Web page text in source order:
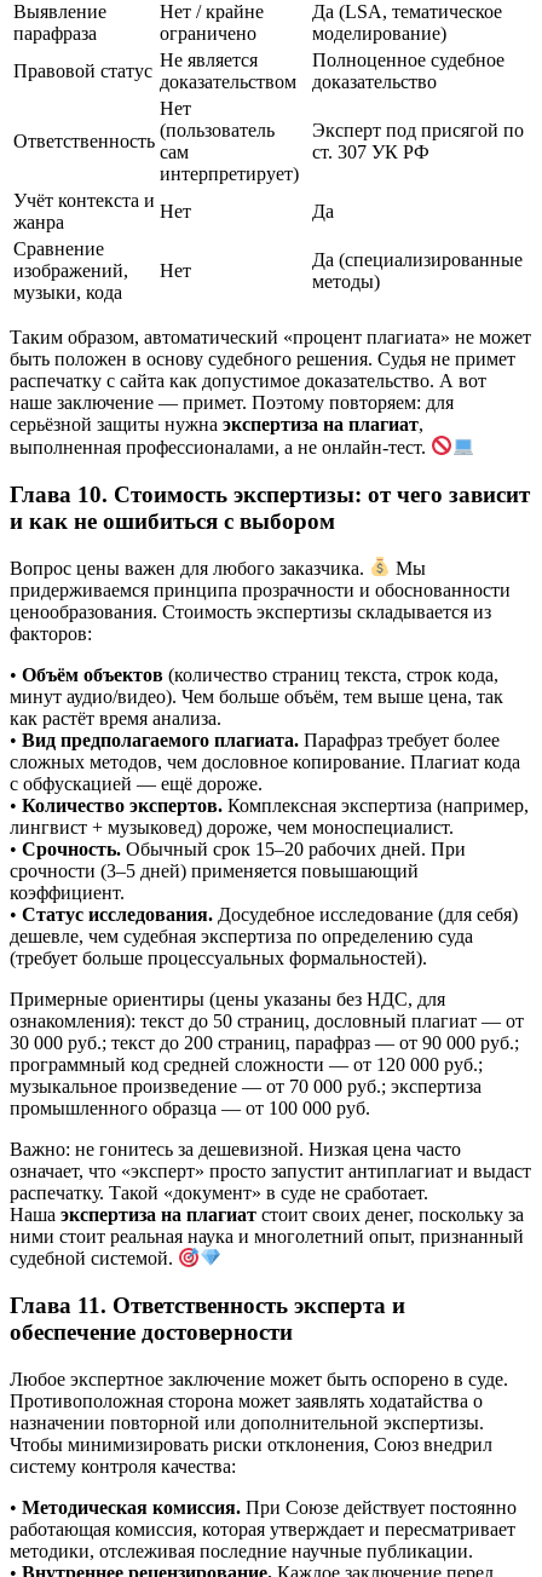
Выявление
парафраза
Нет / крайне
ограничено
Да (LSA, тематическое
моделирование)
Правовой статус
Не является
доказательством
Полноценное судебное
доказательство
Ответственность
Нет
(пользователь
сам
интерпретирует)
Эксперт под присягой по
ст. 307 УК РФ
Учёт контекста и
жанра
Нет
Да
Сравнение
изображений,
музыки, кода
Нет
Да (специализированные
методы)
Таким образом, автоматический «процент плагиата» не может
быть положен в основу судебного решения. Судья не примет
распечатку с сайта как допустимое доказательство. А вот
наше заключение — примет. Поэтому повторяем: для
серьёзной защиты нужна экспертиза на плагиат,
выполненная профессионалами, а не онлайн-тест.
Глава 10. Стоимость экспертизы: от чего зависит
и как не ошибиться с выбором
Вопрос цены важен для любого заказчика.
Мы
придерживаемся принципа прозрачности и обоснованности
ценообразования. Стоимость экспертизы складывается из
факторов:
• Объём объектов (количество страниц текста, строк кода,
минут аудио/видео). Чем больше объём, тем выше цена, так
как растёт время анализа.
• Вид предполагаемого плагиата. Парафраз требует более
сложных методов, чем дословное копирование. Плагиат кода
с обфускацией — ещё дороже.
• Количество экспертов. Комплексная экспертиза (например,
лингвист + музыковед) дороже, чем моноспециалист.
• Срочность. Обычный срок 15–20 рабочих дней. При
срочности (3–5 дней) применяется повышающий
коэффициент.
• Статус исследования. Досудебное исследование (для себя)
дешевле, чем судебная экспертиза по определению суда
(требует больше процессуальных формальностей).
Примерные ориентиры (цены указаны без НДС, для
ознакомления): текст до 50 страниц, дословный плагиат — от
30 000 руб.; текст до 200 страниц, парафраз — от 90 000 руб.;
программный код средней сложности — от 120 000 руб.;
музыкальное произведение — от 70 000 руб.; экспертиза
промышленного образца — от 100 000 руб.
Важно: не гонитесь за дешевизной. Низкая цена часто
означает, что «эксперт» просто запустит антиплагиат и выдаст
распечатку. Такой «документ» в суде не сработает.
Наша экспертиза на плагиат стоит своих денег, поскольку за
ними стоит реальная наука и многолетний опыт, признанный
судебной системой.
Глава 11. Ответственность эксперта и
обеспечение достоверности
Любое экспертное заключение может быть оспорено в суде.
Противоположная сторона может заявлять ходатайства о
назначении повторной или дополнительной экспертизы.
Чтобы минимизировать риски отклонения, Союз внедрил
систему контроля качества:
• Методическая комиссия. При Союзе действует постоянно
работающая комиссия, которая утверждает и пересматривает
методики, отслеживая последние научные публикации.
• Внутреннее рецензирование. Каждое заключение перед